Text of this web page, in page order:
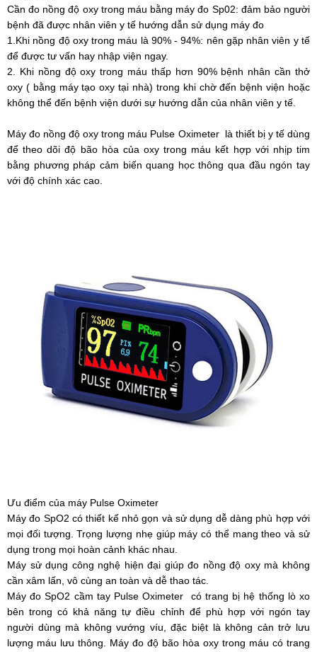
Cần đo nồng độ oxy trong máu bằng máy đo Sp02: đảm bảo người
bệnh đã được nhân viên y tế hướng dẫn sử dụng máy đo
1.Khi nồng độ oxy trong máu là 90% - 94%: nên gặp nhân viên y tế
để được tư vấn hay nhập viện ngay.
2. Khi nồng độ oxy trong máu thấp hơn 90% bệnh nhân cần thở
oxy ( bằng máy tạo oxy tại nhà) trong khi chờ đến bệnh viện hoặc
không thể đến bệnh viện dưới sự hướng dẫn của nhân viên y tế.
Máy đo nồng độ oxy trong máu Pulse Oximeter là thiết bị y tế dùng
để theo dõi độ bão hòa của oxy trong máu kết hợp với nhịp tim
bằng phương pháp cảm biến quang học thông qua đầu ngón tay
với độ chính xác cao.
Ưu điểm của máy Pulse Oximeter
Máy đo SpO2 có thiết kế nhỏ gọn và sử dụng dễ dàng phù hợp với
mọi đối tượng. Trọng lượng nhẹ giúp máy có thể mang theo và sử
dụng trong mọi hoàn cảnh khác nhau.
Máy sử dụng công nghệ hiện đại giúp đo nồng độ oxy mà không
cần xâm lấn, vô cùng an toàn và dễ thao tác.
Máy đo SpO2 cầm tay Pulse Oximeter có trang bị hệ thống lò xo
bên trong có khả năng tự điều chỉnh để phù hợp với ngón tay
người dùng mà không vướng víu, đặc biệt là không cản trở lưu
lượng máu lưu thông. Máy đo độ bão hòa oxy trong máu có trang